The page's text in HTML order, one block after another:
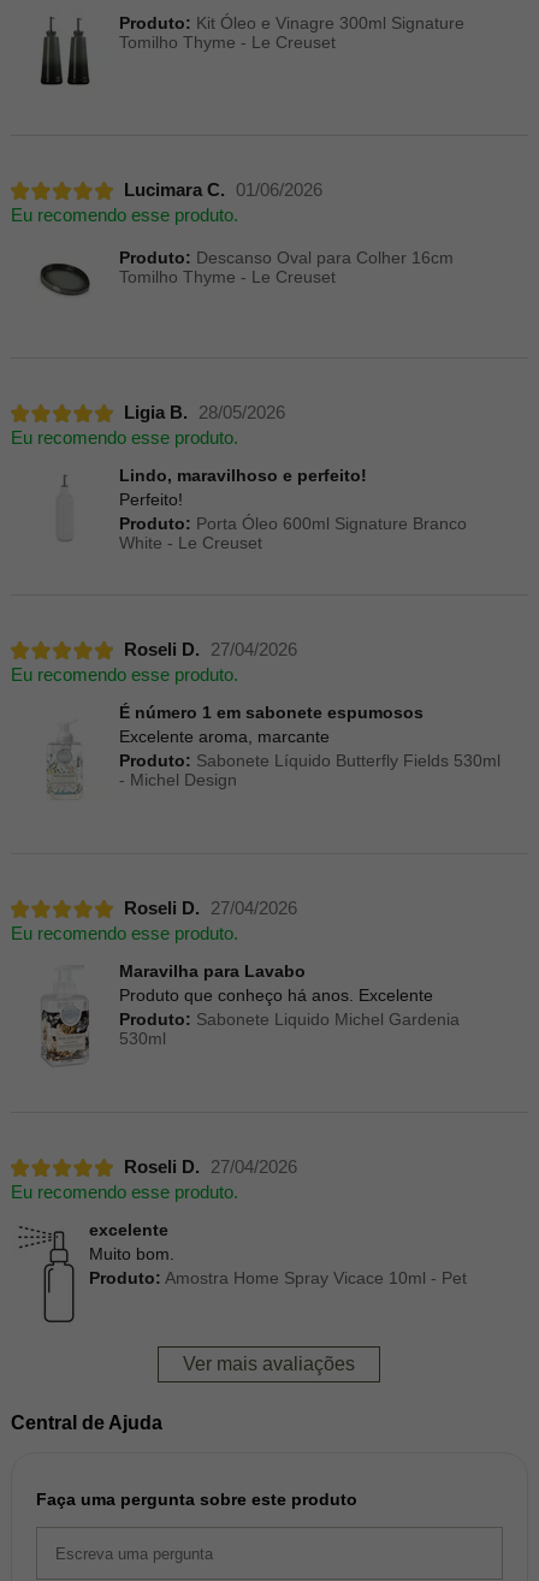
Produto: Kit Óleo e Vinagre 300ml Signature
Tomilho Thyme - Le Creuset
Lucimara C.
01/06/2026
Eu recomendo esse produto.
Produto: Descanso Oval para Colher 16cm
Tomilho Thyme - Le Creuset
Ligia B.
28/05/2026
Eu recomendo esse produto.
Lindo, maravilhoso e perfeito!
Perfeito!
Produto: Porta Óleo 600ml Signature Branco
White - Le Creuset
Roseli D.
27/04/2026
Eu recomendo esse produto.
É número 1 em sabonete espumosos
Excelente aroma, marcante
Produto: Sabonete Líquido Butterfly Fields 530ml
- Michel Design
Roseli D.
27/04/2026
Eu recomendo esse produto.
Maravilha para Lavabo
Produto que conheço há anos. Excelente
Produto: Sabonete Liquido Michel Gardenia
530ml
Roseli D.
27/04/2026
Eu recomendo esse produto.
excelente
Muito bom.
Produto: Amostra Home Spray Vicace 10ml - Pet
Ver mais avaliações
Central de Ajuda
Faça uma pergunta sobre este produto